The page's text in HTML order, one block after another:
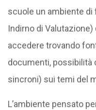
scuole un ambiente di
Indirno di
accedere trovando
documenti, possibilità
sincroni) sui temi del
L’ambiente pensato